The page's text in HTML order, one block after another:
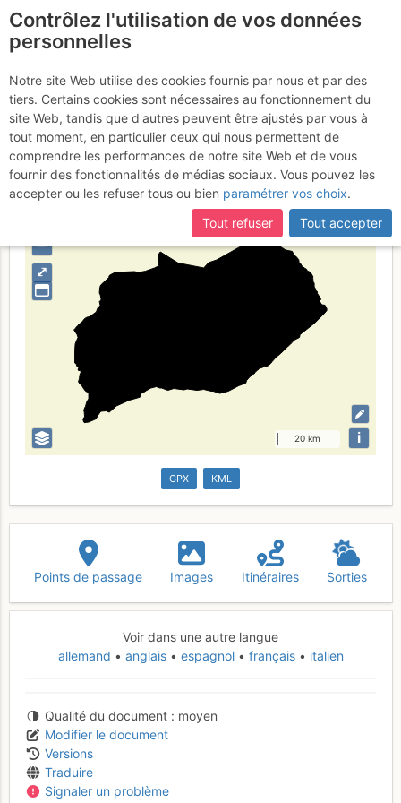
Bernske Alpe
Type de région massif
⤢
–
20 km i
GPX KML
Points de passage Images Itinéraires Sorties
Voir dans une autre langue
allemand
anglais espagnol français italien
Qualité du document
moyen
Modifier le document
Versions
Traduire
Signaler un problème
Contrôlez l'utilisation de vos données
personnelles
Notre site Web utilise des cookies fournis par nous et par des
tiers. Certains cookies sont nécessaires au fonctionnement du
site Web, tandis que d'autres peuvent être ajustés par vous à
tout moment, en particulier ceux qui nous permettent de
comprendre les performances de notre site Web et de vous
fournir des fonctionnalités de médias sociaux. Vous pouvez les
accepter ou les refuser tous ou bien paramétrer vos choix.
Tout refuser
Tout accepter